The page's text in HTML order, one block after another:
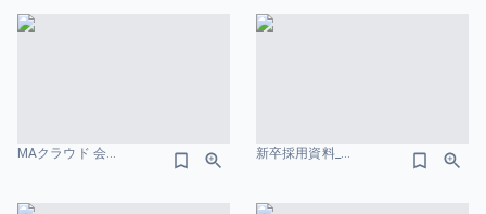
MAクラウド 会社紹介資料 組織図のスライドデザイン 新卒採用資料_madoguchi-culture-deck-v1.15 サービス概要のスライドデザイン